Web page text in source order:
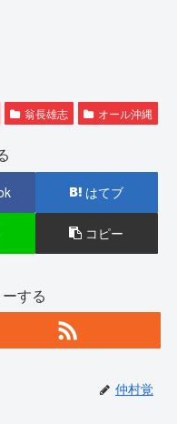
翁長雄志 オール沖縄
はてブ
コピー
する
仲村覚